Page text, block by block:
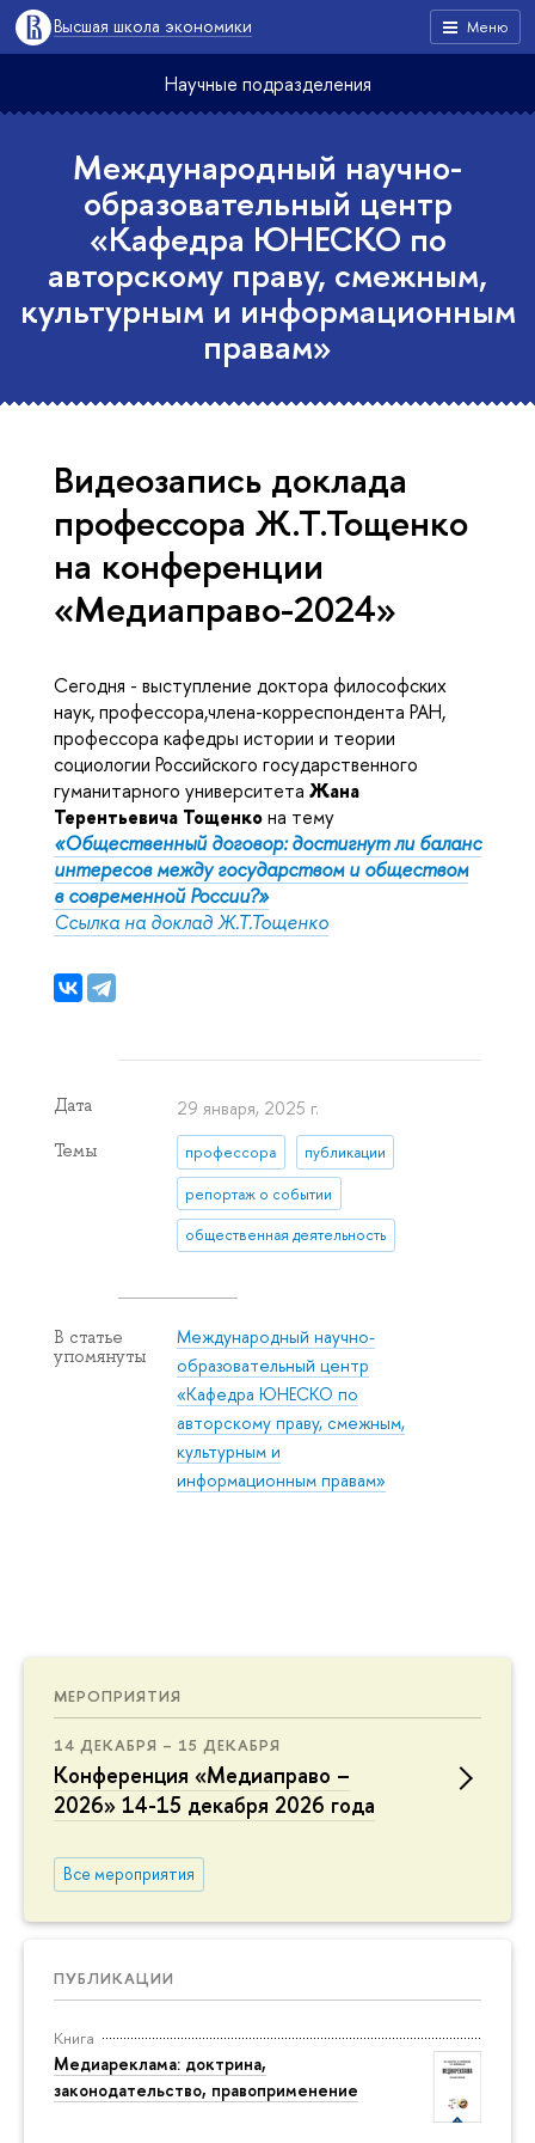
Меню
Высшая школа экономики
МЕРОПРИЯТИЯ
14 ДЕКАБРЯ – 15 ДЕКАБРЯ
Конференция «Медиаправо –
2026» 14-15 декабря 2026 года
Все мероприятия
ПУБЛИКАЦИИ
Книга
Медиареклама: доктрина,
законодательство, правоприменение
Научные подразделения
Международный научно-
образовательный центр
«Кафедра ЮНЕСКО по
авторскому праву, смежным,
культурным и информационным
правам»
Видеозапись доклада
профессора Ж.Т.Тощенко
на конференции
«Медиаправо-2024»
Сегодня - выступление доктора философских
наук, профессора,члена-корреспондента РАН,
профессора кафедры истории и теории
социологии Российского государственного
гуманитарного университета Жана
Терентьевича Тощенкона тему
«Общественный договор: достигнут ли баланс
интересов между государством и обществом
в современной России?»
Ссылка на доклад Ж.Т.Тощенко
Дата 29 января, 2025 г.
Темы профессора публикации
репортаж о событии
общественная деятельность
В статье
упомянуты
Международный научно-
образовательный центр
«Кафедра ЮНЕСКО по
авторскому праву, смежным,
культурным и
информационным правам»